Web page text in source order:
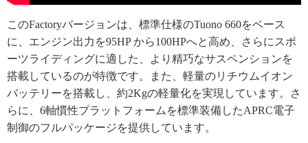
このFactoryバージョンは、標準仕様のTuono 660をベース
に、エンジン出力を95HP から100HPへと高め、さらにスポ
ーツライディングに適した、より精巧なサスペンションを
搭載しているのが特徴です。また、軽量のリチウムイオン
バッテリーを搭載し、約2Kgの軽量化を実現しています。さ
らに、6軸慣性プラットフォームを標準装備したAPRC電子
制御のフルパッケージを提供しています。